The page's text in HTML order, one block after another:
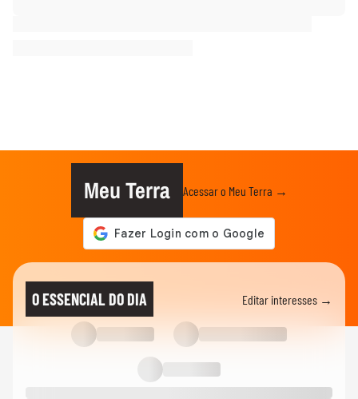
Meu Terra Acessar o Meu Terra →
O ESSENCIAL DO DIA Editar interesses →